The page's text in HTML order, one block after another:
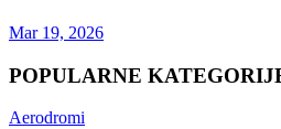
Mar 19, 2026
POPULARNE
Aerodromi